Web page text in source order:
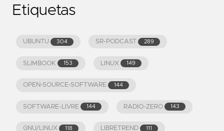
Etiquetas
UBUNTU 304 SR-PODCAST 289
SLIMBOOK 153 LINUX 149
OPEN-SOURCE-SOFTWARE 144
SOFTWARE-LIVRE 144 RADIO-ZERO 143
GNU/LINUX 118 LIBRETREND 111